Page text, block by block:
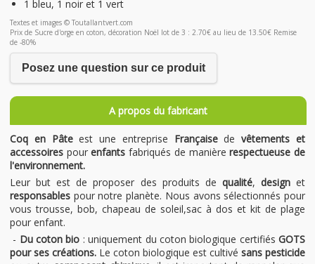
1 bleu, 1 noir et 1 vert
Textes et images © Toutallantvert.com
Prix de Sucre d'orge en coton, décoration Noël lot de 3 : 2.70€ au lieu de 13.50€ Remise
de -80%
Posez une question sur ce produit
A propos du fabricant
Coq en Pâteest une entreprise Françaisedevêtements et
accessoires pourenfants fabriqués de manièrerespectueuse de
l'environnement.
Leur but est de proposer des produits de qualité, designet
responsables pour notre planète. Nous avons sélectionnés pour
vous trousse, bob, chapeau de soleil,sac à dos et kit de plage
pour enfant.
- Du coton bio : uniquement du coton biologique certifiésGOTS
pour ses créations. Le coton biologique est cultivé sans pesticide